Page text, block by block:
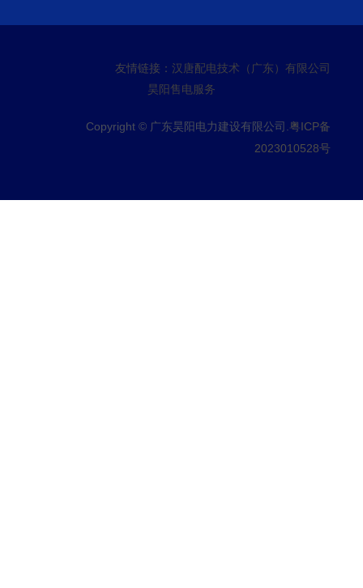
友情链接： 汉唐配电技术（广东）有限公司
昊阳售电服务
Copyright © 广东昊阳电力建设有限公司. 粤ICP备
2023010528号